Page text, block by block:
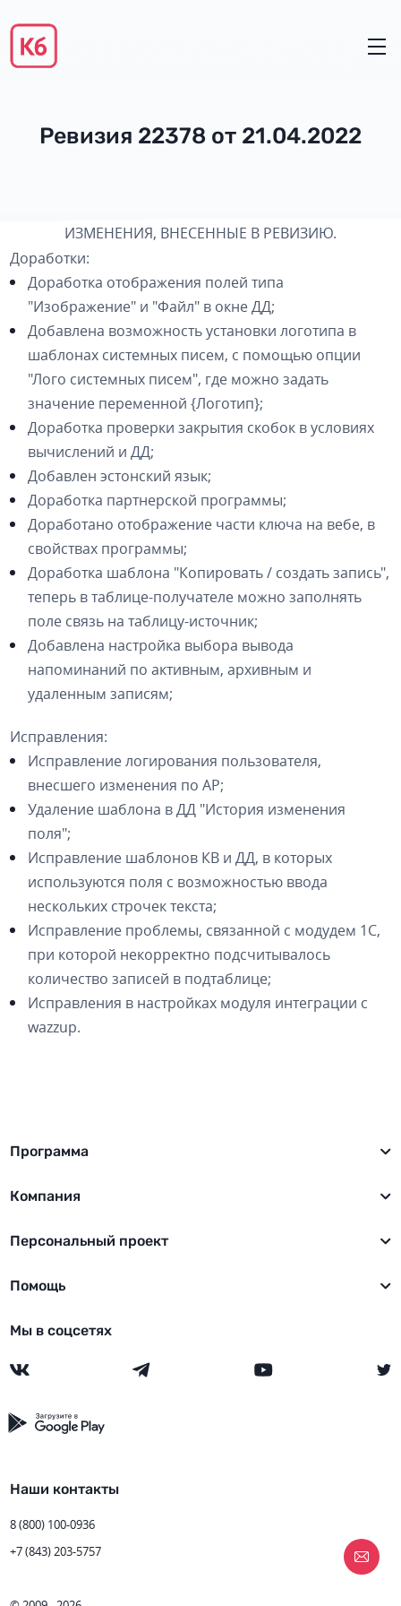
Ревизия 22378 от 21.04.2022
ИЗМЕНЕНИЯ, ВНЕСЕННЫЕ В РЕВИЗИЮ.
Доработки:
Доработка отображения полей типа
"Изображение" и "Файл" в окне ДД;
Добавлена возможность установки логотипа в
шаблонах системных писем, с помощью опции
"Лого системных писем", где можно задать
значение переменной {Логотип};
Доработка проверки закрытия скобок в условиях
вычислений и ДД;
Добавлен эстонский язык;
Доработка партнерской программы;
Доработано отображение части ключа на вебе, в
свойствах программы;
Доработка шаблона "Копировать / создать запись",
теперь в таблице-получателе можно заполнять
поле связь на таблицу-источник;
Добавлена настройка выбора вывода
напоминаний по активным, архивным и
удаленным записям;
Исправления:
Исправление логирования пользователя,
внесшего изменения по AP;
Удаление шаблона в ДД "История изменения
поля";
Исправление шаблонов КВ и ДД, в которых
используются поля с возможностью ввода
нескольких строчек текста;
Исправление проблемы, связанной с модудем 1С,
при которой некорректно подсчитывалось
количество записей в подтаблице;
Исправления в настройках модуля интеграции с
wazzup.
Программа
Компания
Персональный проект
Помощь
Мы в соцсетях
Наши контакты
8 (800) 100-0936
+7 (843) 203-5757